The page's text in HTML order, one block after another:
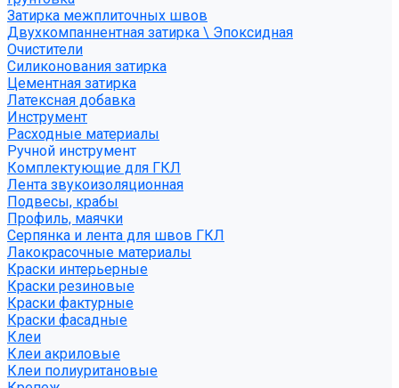
Затирка межплиточных швов
Двухкомпаннентная затирка \ Эпоксидная
Очистители
Силиконования затирка
Цементная затирка
Латексная добавка
Инструмент
Расходные материалы
Ручной инструмент
Комплектующие для ГКЛ
Лента звукоизоляционная
Подвесы, крабы
Профиль, маячки
Серпянка и лента для швов ГКЛ
Лакокрасочные материалы
Краски интерьерные
Краски резиновые
Краски фактурные
Краски фасадные
Клеи
Клеи акриловые
Клеи полиуритановые